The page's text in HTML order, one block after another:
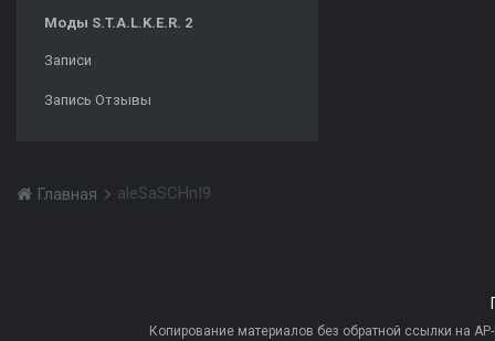
Моды S.T.A.L.K.E.R. 2
Записи
Запись Отзывы
Главная aleSaSCHnI9
Копирование материалов без обратной ссылки на